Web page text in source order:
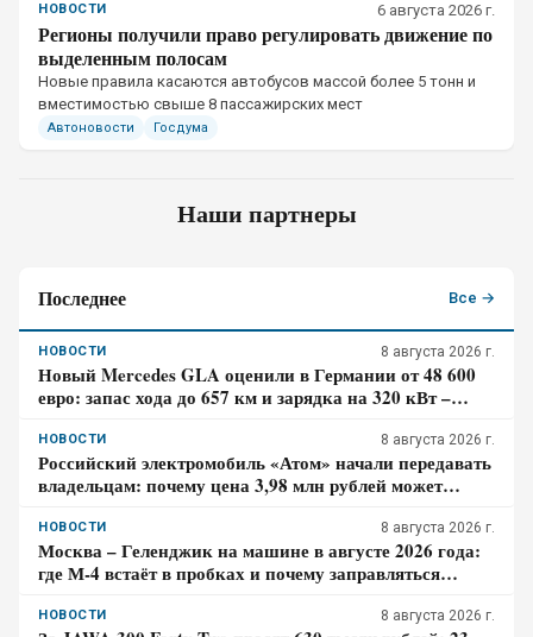
НОВОСТИ 6 августа 2026 г.
Регионы получили право регулировать движение по
выделенным полосам
Новые правила касаются автобусов массой более 5 тонн и
вместимостью свыше 8 пассажирских мест
Автоновости Госдума
Наши партнеры
Последнее Все →
НОВОСТИ 8 августа 2026 г.
Новый Mercedes GLA оценили в Германии от 48 600
евро: запас хода до 657 км и зарядка на 320 кВт –
НОВОСТИ 8 августа 2026 г.
Российский электромобиль «Атом» начали передавать
владельцам: почему цена 3,98 млн рублей может
НОВОСТИ 8 августа 2026 г.
Москва – Геленджик на машине в августе 2026 года:
где М-4 встаёт в пробках и почему заправляться
НОВОСТИ 8 августа 2026 г.